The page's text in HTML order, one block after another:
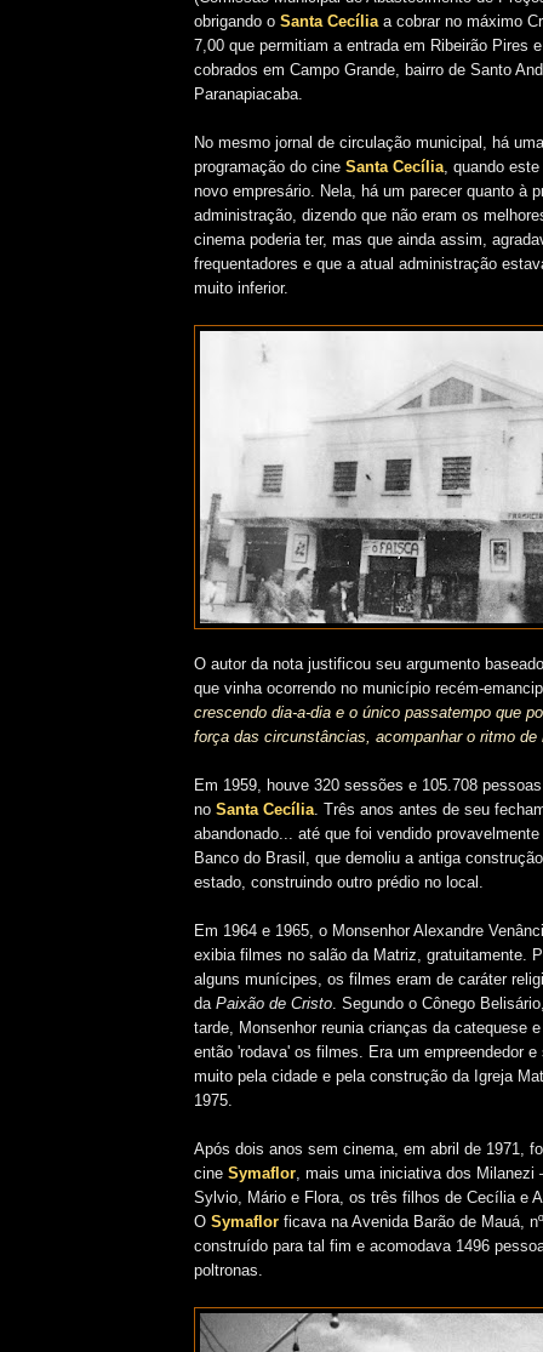
obrigando o Santa Cecília a cobrar no máximo
7,00 que permitiam a entrada em Ribeirão Pires
cobrados em Campo Grande, bairro de Santo
Paranapiacaba.
No mesmo jornal de circulação municipal, há
programação do cine Santa Cecília , quando
novo empresário. Nela, há um parecer quanto à
administração, dizendo que não eram os
cinema poderia ter, mas que ainda assim,
frequentadores e que a atual administração
muito inferior.
O autor da nota justificou seu argumento
que vinha ocorrendo no município recém-
crescendo dia-a-dia e o único passatempo que
força das circunstâncias, acompanhar o ritmo de
Em 1959, houve 320 sessões e 105.708
no Santa Cecília . Três anos antes de seu
abandonado... até que foi vendido
Banco do Brasil, que demoliu a antiga
estado, construindo outro prédio no local.
Em 1964 e 1965, o Monsenhor Alexandre
exibia filmes no salão da Matriz, gratuitamente.
alguns munícipes, os filmes eram de caráter
da Paixão de Cristo . Segundo o Cônego
tarde, Monsenhor reunia crianças da catequese
então 'rodava' os filmes. Era um empreendedor
muito pela cidade e pela construção da Igreja
1975.
Após dois anos sem cinema, em abril de 1971,
cine Symaflor , mais uma iniciativa dos
Sylvio, Mário e Flora, os três filhos de Cecília e
O Symaflor ficava na Avenida Barão de Mauá,
construído para tal fim e acomodava 1496
poltronas.